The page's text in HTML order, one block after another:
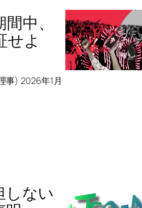
中、
せよ
事) 2026年1月
しない